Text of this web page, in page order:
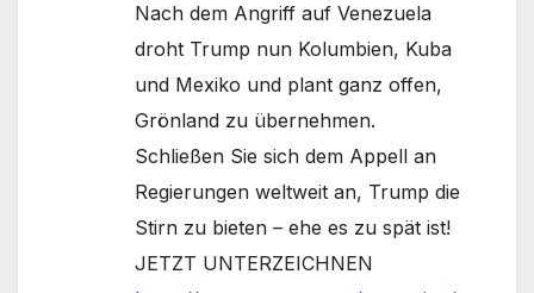
Nach dem Angriff auf Venezuela
droht Trump nun Kolumbien, Kuba
und Mexiko und plant ganz offen,
Grönland zu übernehmen.
Schließen Sie sich dem Appell an
Regierungen weltweit an, Trump die
Stirn zu bieten – ehe es zu spät ist!
JETZT UNTERZEICHNEN